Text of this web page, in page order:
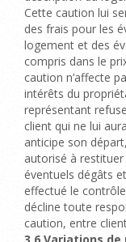
Cette caution lui
des frais pour les
logement et des
compris dans le
caution n’affecte
intérêts du
représentant
client qui ne lui
anticipe son
autorisé à
éventuels dégâts
effectué le
décline toute
caution, entre